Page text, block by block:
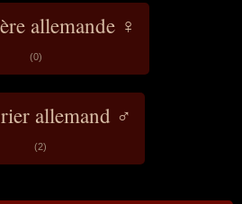
allemande ♀
(0)
allemand ♂
(2)